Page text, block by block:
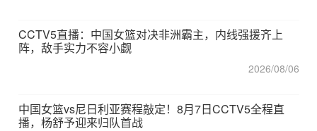
CCTV5直播：中国女篮对决非洲霸主，内线强援齐上
阵，敌手实力不容小觑
2026/08/06
中国女篮vs尼日利亚赛程敲定！8月7日CCTV5全程直
播，杨舒予迎来归队首战